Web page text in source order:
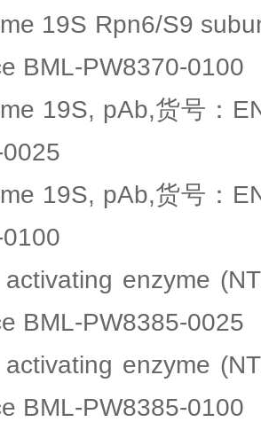
19S Rpn6/S9
BML-PW8370-0100
19S, pAb,货号：
19S, pAb,货号：
activating enzyme
BML-PW8385-0025
activating enzyme
BML-PW8385-0100